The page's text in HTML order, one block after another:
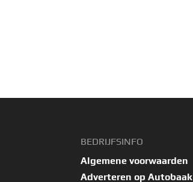
BEDRIJFSINFO
Algemene voorwaarden
Adverteren op Autobaak